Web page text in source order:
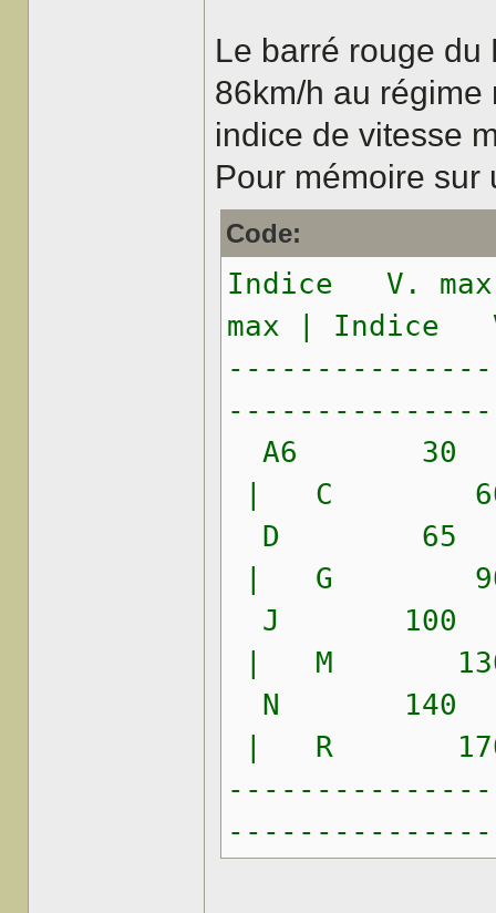
Le barré rouge
86km/h au régime
indice de vitesse
Pour mémoire sur
Code:
Indice V.
max | Indice
A6
| C
D 65
| G
J 100
| M
N 140
| R